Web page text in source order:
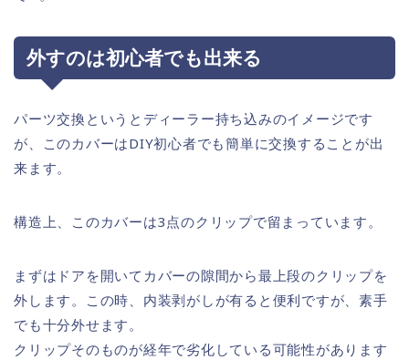
外すのは初心者でも出来る
パーツ交換というとディーラー持ち込みのイメージです
が、このカバーはDIY初心者でも簡単に交換することが出
来ます。
構造上、このカバーは3点のクリップで留まっています。
まずはドアを開いてカバーの隙間から最上段のクリップを
外します。この時、内装剥がしが有ると便利ですが、素手
でも十分外せます。
クリップそのものが経年で劣化している可能性があります